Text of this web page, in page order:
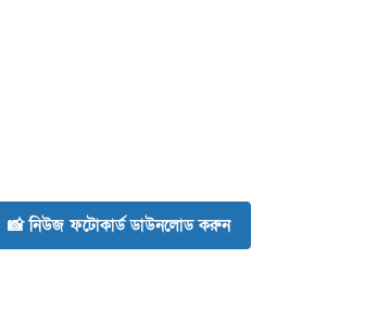
📸 নিউজ ফটোকার্ড ডাউনলোড করুন